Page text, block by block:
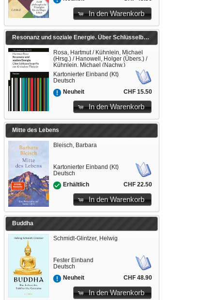
In den Warenkorb
Resonanz und soziale Energie. Über Schlüsselbegriffe der Kritischen Theorie
Rosa, Hartmut / Kühnlein, Michael
(Hrsg.) / Hanowell, Holger (Übers.) /
Kühnlein, Michael (Nachw.)
Kartonierter Einband (Kt)
Deutsch
Neuheit
CHF 15.50
In den Warenkorb
Mitte des Lebens
Bleisch, Barbara
Kartonierter Einband (Kt)
Deutsch
Erhältlich
CHF 22.50
In den Warenkorb
Buddha
Schmidt-Glintzer, Helwig
Fester Einband
Deutsch
Neuheit
CHF 48.90
In den Warenkorb